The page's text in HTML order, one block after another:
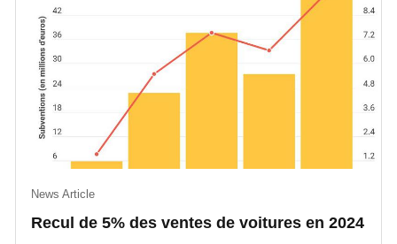
Recul de 5% des ventes de voitures en 2024
News Article